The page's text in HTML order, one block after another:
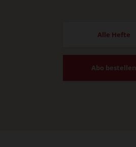
Alle Hefte
Abo bestellen